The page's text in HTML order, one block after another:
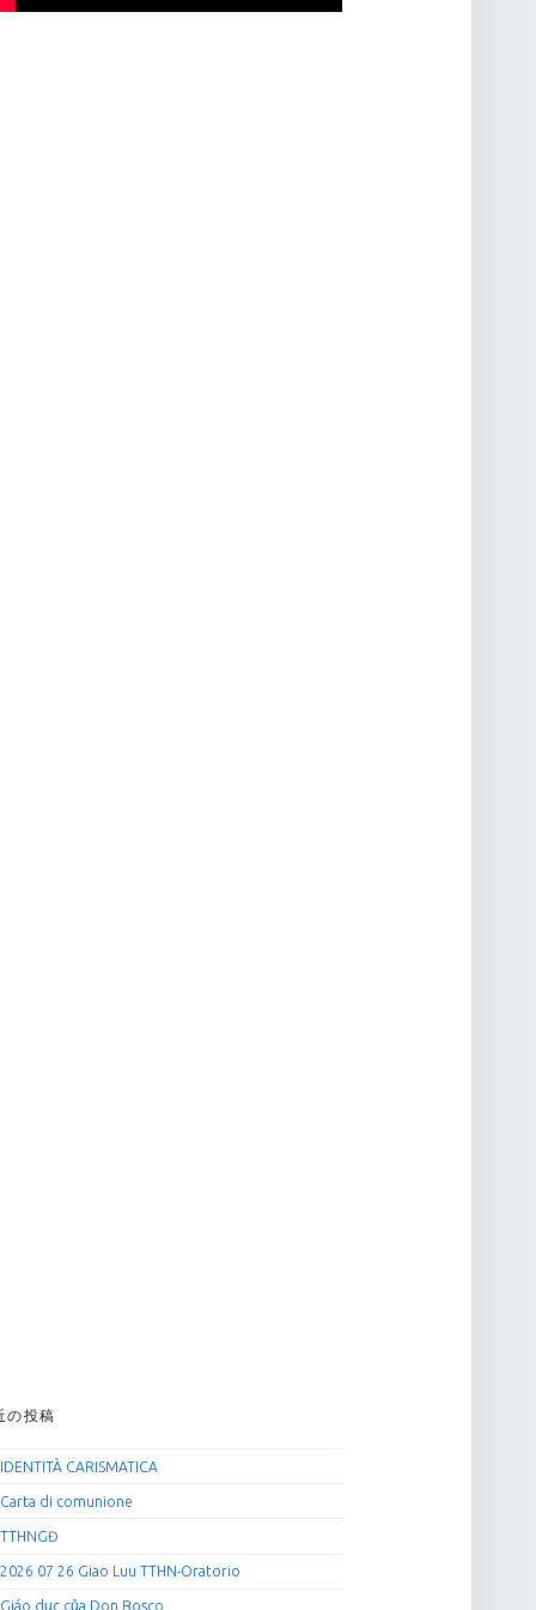
の投稿
IDENTITÀ CARISMATICA
Carta di comunione
TTHNGĐ
2026 07 26 Giao Luu TTHN-Oratorio
Giáo dục của Don Bosco